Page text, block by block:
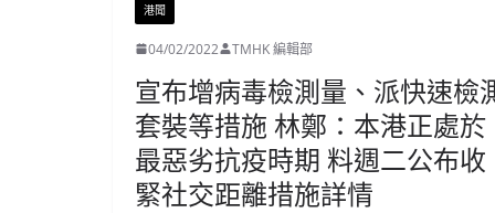
港聞
04/02/2022 TMHK 編輯部
宣布增病毒檢測量、派快速檢
套裝等措施 林鄭：本港正處於
最惡劣抗疫時期 料週二公布收
緊社交距離措施詳情